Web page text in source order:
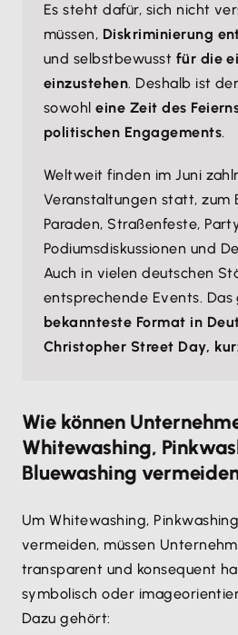
Es steht dafür, sich nicht
müssen, Diskriminierung
und selbstbewusst für die
einzustehen. Deshalb ist
sowohleine Zeit des
politischen Engagements.
Weltweit finden im Juni
Veranstaltungen statt, zum
Paraden, Straßenfeste,
Podiumsdiskussionen und
Auch in vielen deutschen
entsprechende Events. Das
bekannteste Format in
Christopher Street Day,
Wie können
Whitewashing,
Bluewashing
Um Whitewashing,
vermeiden, müssen
transparent und konsequent
symbolisch oder
Dazu gehört: